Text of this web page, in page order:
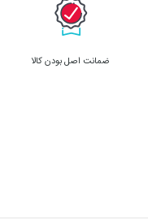
ضمانت اصل بودن کالا